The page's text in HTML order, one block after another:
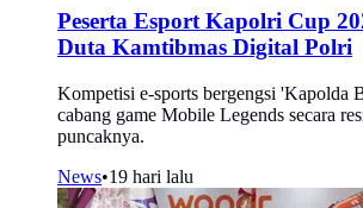
Peserta Esport Kapolri Cup
Duta Kamtibmas Digital Polri
Kompetisi e-sports bergengsi 'Kapolda
cabang game Mobile Legends secara
puncaknya.
News•19 hari lalu